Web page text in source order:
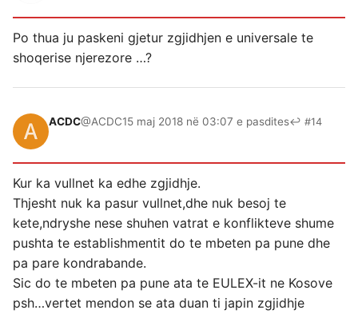
Po thua ju paskeni gjetur zgjidhjen e universale te
shoqerise njerezore …?
ACDC@ACDC15 maj 2018 në 03:07 e pasdites↩ #14
Kur ka vullnet ka edhe zgjidhje.
Thjesht nuk ka pasur vullnet,dhe nuk besoj te
kete,ndryshe nese shuhen vatrat e konflikteve shume
pushta te establishmentit do te mbeten pa pune dhe
pa pare kondrabande.
Sic do te mbeten pa pune ata te EULEX-it ne Kosove
psh…vertet mendon se ata duan ti japin zgjidhje